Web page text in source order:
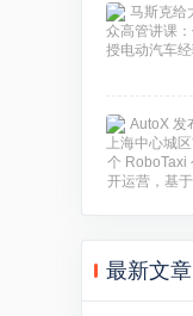
最新文章